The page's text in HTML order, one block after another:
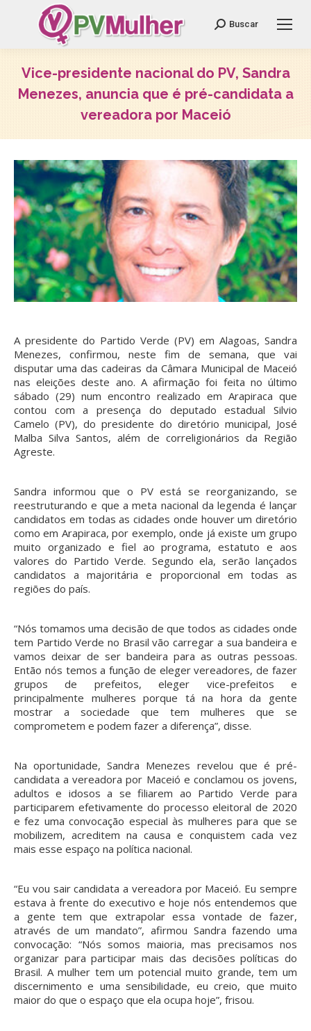
Search:
Buscar
Vice-presidente nacional do PV, Sandra
Menezes, anuncia que é pré-candidata a
vereadora por Maceió
A presidente do Partido Verde (PV) em Alagoas, Sandra
Menezes, confirmou, neste fim de semana, que vai
disputar uma das cadeiras da Câmara Municipal de Maceió
nas eleições deste ano. A afirmação foi feita no último
sábado (29) num encontro realizado em Arapiraca que
contou com a presença do deputado estadual Silvio
Camelo (PV), do presidente do diretório municipal, José
Malba Silva Santos, além de correligionários da Região
Agreste.
Sandra informou que o PV está se reorganizando, se
reestruturando e que a meta nacional da legenda é lançar
candidatos em todas as cidades onde houver um diretório
como em Arapiraca, por exemplo, onde já existe um grupo
muito organizado e fiel ao programa, estatuto e aos
valores do Partido Verde. Segundo ela, serão lançados
candidatos a majoritária e proporcional em todas as
regiões do país.
“Nós tomamos uma decisão de que todos as cidades onde
tem Partido Verde no Brasil vão carregar a sua bandeira e
vamos deixar de ser bandeira para as outras pessoas.
Então nós temos a função de eleger vereadores, de fazer
grupos de prefeitos, eleger vice-prefeitos e
principalmente mulheres porque tá na hora da gente
mostrar a sociedade que tem mulheres que se
comprometem e podem fazer a diferença”, disse.
Na oportunidade, Sandra Menezes revelou que é pré-
candidata a vereadora por Maceió e conclamou os jovens,
adultos e idosos a se filiarem ao Partido Verde para
participarem efetivamente do processo eleitoral de 2020
e fez uma convocação especial às mulheres para que se
mobilizem, acreditem na causa e conquistem cada vez
mais esse espaço na política nacional.
“Eu vou sair candidata a vereadora por Maceió. Eu sempre
estava à frente do executivo e hoje nós entendemos que
a gente tem que extrapolar essa vontade de fazer,
através de um mandato”, afirmou Sandra fazendo uma
convocação: “Nós somos maioria, mas precisamos nos
organizar para participar mais das decisões políticas do
Brasil. A mulher tem um potencial muito grande, tem um
discernimento e uma sensibilidade, eu creio, que muito
maior do que o espaço que ela ocupa hoje”, frisou.